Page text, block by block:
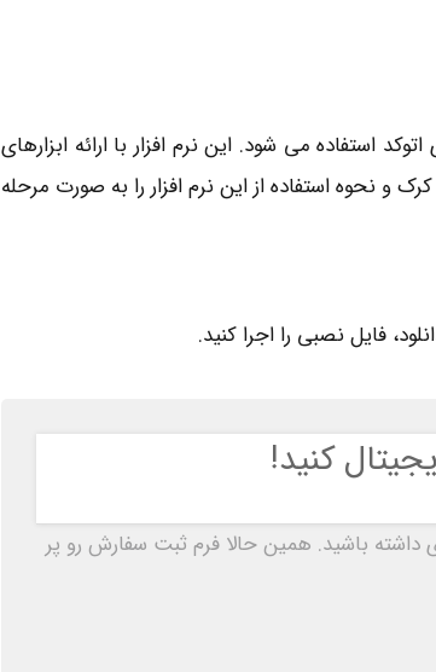
استفاده می ‌شود. این نرم ‌افزار با ارائه ابزارهای
و نحوه استفاده از این نرم‌ افزار را به صورت مرحله
کنید!
داشته باشید. همین حالا فرم ثبت سفارش رو پر